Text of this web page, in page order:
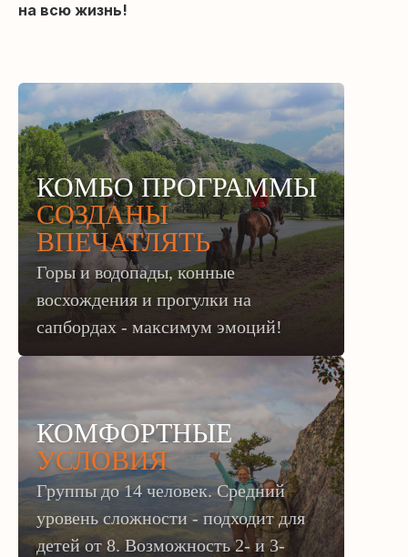
на всю жизнь!
КОМБО ПРОГРАММЫ
СОЗДАНЫ
ВПЕЧАТЛЯТЬ
Горы и водопады, конные
восхождения и прогулки на
сапбордах - максимум эмоций!
КОМФОРТНЫЕ
УСЛОВИЯ
Группы до 14 человек. Средний
уровень сложности - подходит для
детей от 8.Возможность 2- и 3-